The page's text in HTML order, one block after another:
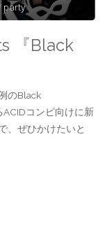
party
『Black
のBlack
ACIDコンピ向けに新
、ぜひかけたいと